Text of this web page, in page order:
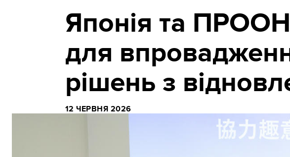
Японія та
для
рішень з
12 ЧЕРВНЯ 2026